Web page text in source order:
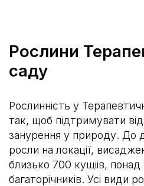
Рослини
саду
Рослинність у
так, щоб підтримувати
занурення у природу. До
росли на локації,
близько 700 кущіів, понад
багаторічників. Усі види